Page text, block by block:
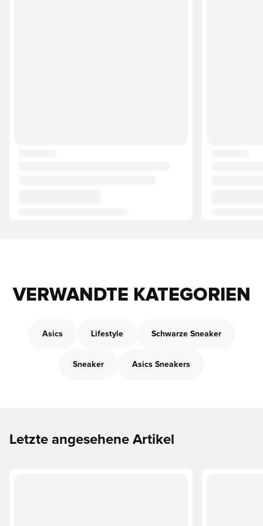
VERWANDTE KATEGORIEN
Asics Lifestyle Schwarze Sneaker
Sneaker Asics Sneakers
Letzte angesehene Artikel